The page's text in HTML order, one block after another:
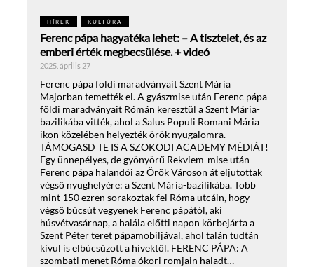
HÍREK KULTÚRA
Ferenc pápa hagyatéka lehet: – A tisztelet, és az
emberi érték megbecsülése. + videó
2025. április 27
Ferenc pápa földi maradványait Szent Mária
Majorban temették el. A gyászmise után Ferenc pápa
földi maradványait Rómán keresztül a Szent Mária-
bazilikába vitték, ahol a Salus Populi Romani Mária
ikon közelében helyezték örök nyugalomra.
TÁMOGASD TE IS A SZOKODI ACADEMY MÉDIÁT!
Egy ünnepélyes, de gyönyörű Rekviem-mise után
Ferenc pápa halandói az Örök Városon át eljutottak
végső nyughelyére: a Szent Mária-bazilikába. Több
mint 150 ezren sorakoztak fel Róma utcáin, hogy
végső búcsút vegyenek Ferenc pápától, aki
húsvétvasárnap, a halála előtti napon körbejárta a
Szent Péter teret pápamobiljával, ahol talán tudtán
kívül is elbúcsúzott a hívektől. FERENC PÁPA: A
szombati menet Róma ókori romjain haladt…